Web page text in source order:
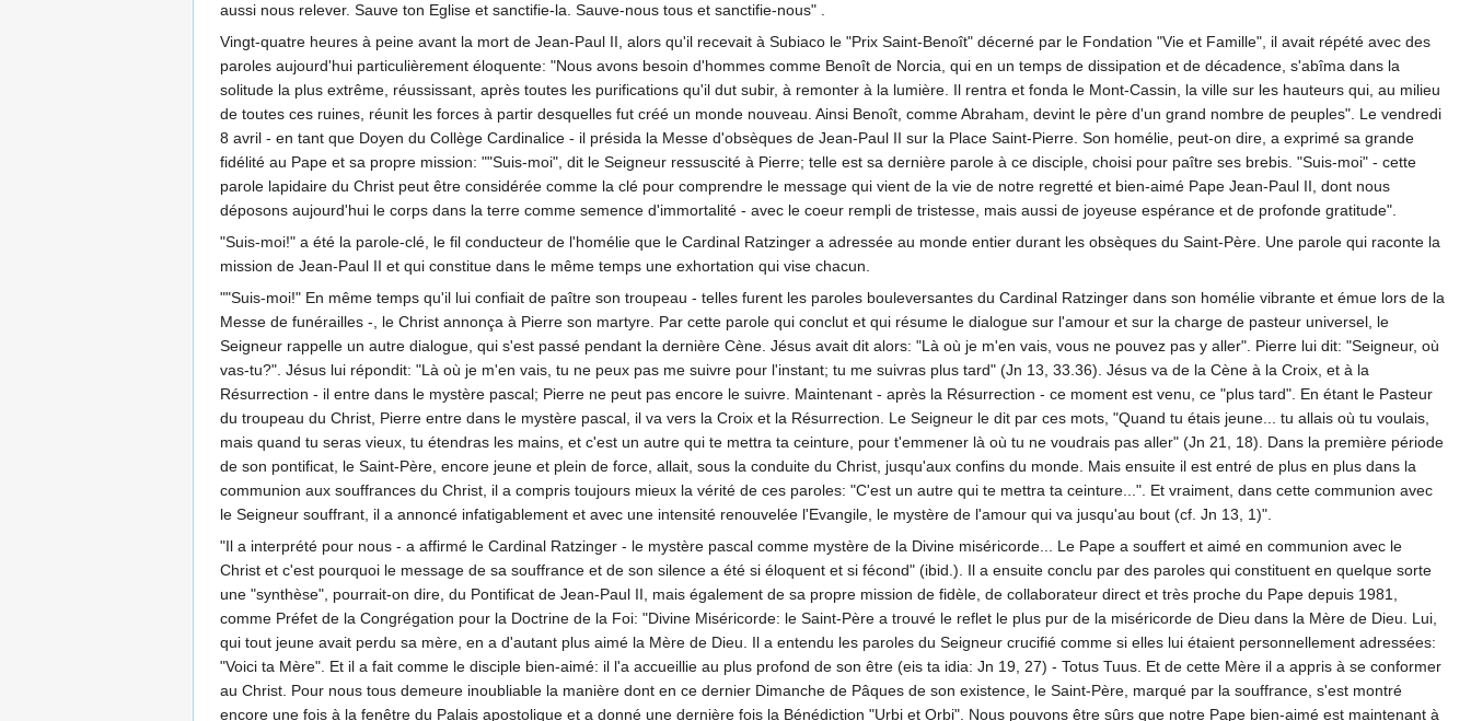
aussi nous relever. Sauve ton Eglise et sanctifie-la. Sauve-nous tous et sanctifie-nous" .
Vingt-quatre heures à peine avant la mort de Jean-Paul II, alors qu'il recevait à Subiaco le "Prix Saint-Benoît" décerné par le Fondation "Vie et Famille", il avait répété avec des
paroles aujourd'hui particulièrement éloquente: "Nous avons besoin d'hommes comme Benoît de Norcia, qui en un temps de dissipation et de décadence, s'abîma dans la
solitude la plus extrême, réussissant, après toutes les purifications qu'il dut subir, à remonter à la lumière. Il rentra et fonda le Mont-Cassin, la ville sur les hauteurs qui, au milieu
de toutes ces ruines, réunit les forces à partir desquelles fut créé un monde nouveau. Ainsi Benoît, comme Abraham, devint le père d'un grand nombre de peuples". Le vendredi
8 avril - en tant que Doyen du Collège Cardinalice - il présida la Messe d'obsèques de Jean-Paul II sur la Place Saint-Pierre. Son homélie, peut-on dire, a exprimé sa grande
fidélité au Pape et sa propre mission: ""Suis-moi", dit le Seigneur ressuscité à Pierre; telle est sa dernière parole à ce disciple, choisi pour paître ses brebis. "Suis-moi" - cette
parole lapidaire du Christ peut être considérée comme la clé pour comprendre le message qui vient de la vie de notre regretté et bien-aimé Pape Jean-Paul II, dont nous
déposons aujourd'hui le corps dans la terre comme semence d'immortalité - avec le coeur rempli de tristesse, mais aussi de joyeuse espérance et de profonde gratitude".
"Suis-moi!" a été la parole-clé, le fil conducteur de l'homélie que le Cardinal Ratzinger a adressée au monde entier durant les obsèques du Saint-Père. Une parole qui raconte la
mission de Jean-Paul II et qui constitue dans le même temps une exhortation qui vise chacun.
""Suis-moi!" En même temps qu'il lui confiait de paître son troupeau - telles furent les paroles bouleversantes du Cardinal Ratzinger dans son homélie vibrante et émue lors de la
Messe de funérailles -, le Christ annonça à Pierre son martyre. Par cette parole qui conclut et qui résume le dialogue sur l'amour et sur la charge de pasteur universel, le
Seigneur rappelle un autre dialogue, qui s'est passé pendant la dernière Cène. Jésus avait dit alors: "Là où je m'en vais, vous ne pouvez pas y aller". Pierre lui dit: "Seigneur, où
vas-tu?". Jésus lui répondit: "Là où je m'en vais, tu ne peux pas me suivre pour l'instant; tu me suivras plus tard" (Jn 13, 33.36). Jésus va de la Cène à la Croix, et à la
Résurrection - il entre dans le mystère pascal; Pierre ne peut pas encore le suivre. Maintenant - après la Résurrection - ce moment est venu, ce "plus tard". En étant le Pasteur
du troupeau du Christ, Pierre entre dans le mystère pascal, il va vers la Croix et la Résurrection. Le Seigneur le dit par ces mots, "Quand tu étais jeune... tu allais où tu voulais,
mais quand tu seras vieux, tu étendras les mains, et c'est un autre qui te mettra ta ceinture, pour t'emmener là où tu ne voudrais pas aller" (Jn 21, 18). Dans la première période
de son pontificat, le Saint-Père, encore jeune et plein de force, allait, sous la conduite du Christ, jusqu'aux confins du monde. Mais ensuite il est entré de plus en plus dans la
communion aux souffrances du Christ, il a compris toujours mieux la vérité de ces paroles: "C'est un autre qui te mettra ta ceinture...". Et vraiment, dans cette communion avec
le Seigneur souffrant, il a annoncé infatigablement et avec une intensité renouvelée l'Evangile, le mystère de l'amour qui va jusqu'au bout (cf. Jn 13, 1)".
"Il a interprété pour nous - a affirmé le Cardinal Ratzinger - le mystère pascal comme mystère de la Divine miséricorde... Le Pape a souffert et aimé en communion avec le
Christ et c'est pourquoi le message de sa souffrance et de son silence a été si éloquent et si fécond" (ibid.). Il a ensuite conclu par des paroles qui constituent en quelque sorte
une "synthèse", pourrait-on dire, du Pontificat de Jean-Paul II, mais également de sa propre mission de fidèle, de collaborateur direct et très proche du Pape depuis 1981,
comme Préfet de la Congrégation pour la Doctrine de la Foi: "Divine Miséricorde: le Saint-Père a trouvé le reflet le plus pur de la miséricorde de Dieu dans la Mère de Dieu. Lui,
qui tout jeune avait perdu sa mère, en a d'autant plus aimé la Mère de Dieu. Il a entendu les paroles du Seigneur crucifié comme si elles lui étaient personnellement adressées:
"Voici ta Mère". Et il a fait comme le disciple bien-aimé: il l'a accueillie au plus profond de son être (eis ta idia: Jn 19, 27) - Totus Tuus. Et de cette Mère il a appris à se conformer
au Christ. Pour nous tous demeure inoubliable la manière dont en ce dernier Dimanche de Pâques de son existence, le Saint-Père, marqué par la souffrance, s'est montré
encore une fois à la fenêtre du Palais apostolique et a donné une dernière fois la Bénédiction "Urbi et Orbi". Nous pouvons être sûrs que notre Pape bien-aimé est maintenant à